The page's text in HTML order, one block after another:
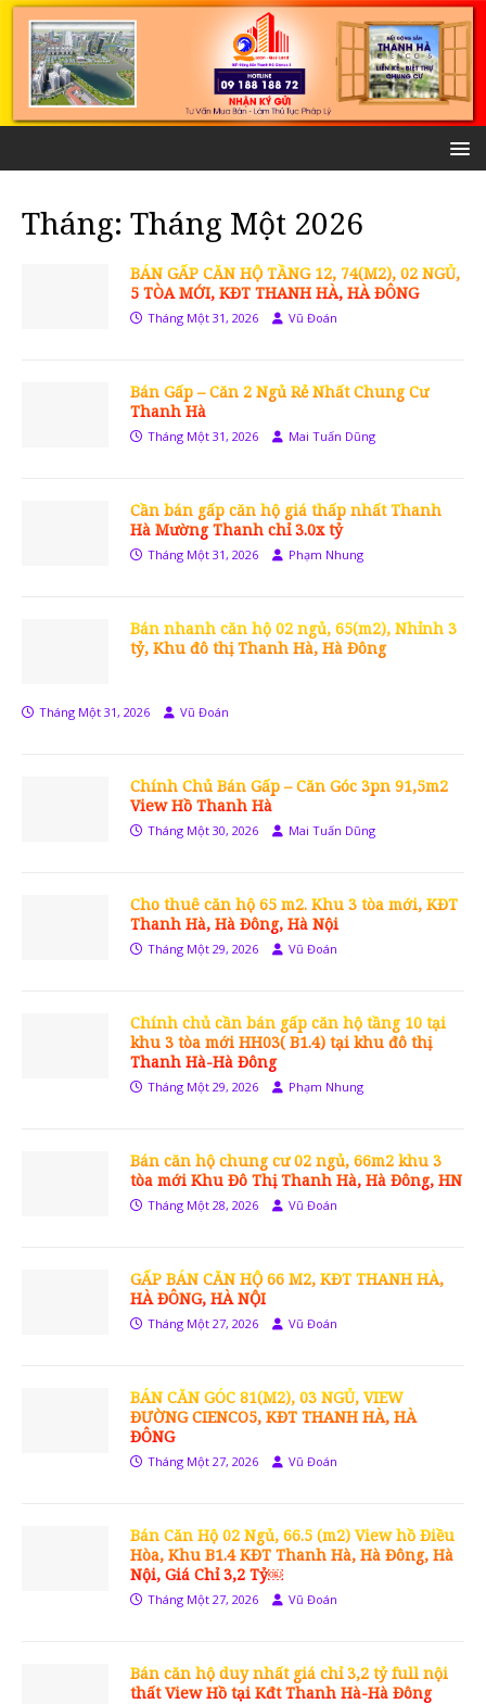
Tháng: Tháng Một 2026
BÁN GẤP CĂN HỘ TẦNG 12, 74(M2), 02 NGỦ,
5 TÒA MỚI, KĐT THANH HÀ, HÀ ĐÔNG
Tháng Một 31, 2026 Vũ Đoán
Bán Gấp – Căn 2 Ngủ Rẻ Nhất Chung Cư
Thanh Hà
Tháng Một 31, 2026 Mai Tuấn Dũng
Cần bán gấp căn hộ giá thấp nhất Thanh
Hà Mường Thanh chỉ 3.0x tỷ
Tháng Một 31, 2026 Phạm Nhung
Bán nhanh căn hộ 02 ngủ, 65(m2), Nhỉnh 3
tỷ, Khu đô thị Thanh Hà, Hà Đông
Tháng Một 31, 2026 Vũ Đoán
Chính Chủ Bán Gấp – Căn Góc 3pn 91,5m2
View Hồ Thanh Hà
Tháng Một 30, 2026 Mai Tuấn Dũng
Cho thuê căn hộ 65 m2. Khu 3 tòa mới, KĐT
Thanh Hà, Hà Đông, Hà Nội
Tháng Một 29, 2026 Vũ Đoán
Chính chủ cần bán gấp căn hộ tầng 10 tại
khu 3 tòa mới HH03( B1.4) tại khu đô thị
Thanh Hà-Hà Đông
Tháng Một 29, 2026 Phạm Nhung
Bán căn hộ chung cư 02 ngủ, 66m2 khu 3
tòa mới Khu Đô Thị Thanh Hà, Hà Đông, HN
Tháng Một 28, 2026 Vũ Đoán
GẤP BÁN CĂN HỘ 66 M2, KĐT THANH HÀ,
HÀ ĐÔNG, HÀ NỘI
Tháng Một 27, 2026 Vũ Đoán
BÁN CĂN GÓC 81(M2), 03 NGỦ, VIEW
ĐƯỜNG CIENCO5, KĐT THANH HÀ, HÀ
ĐÔNG
Tháng Một 27, 2026 Vũ Đoán
Bán Căn Hộ 02 Ngủ, 66.5 (m2) View hồ Điều
Hòa, Khu B1.4 KĐT Thanh Hà, Hà Đông, Hà
Nội, Giá Chỉ 3,2 Tỷ￼
Tháng Một 27, 2026 Vũ Đoán
Bán căn hộ duy nhất giá chỉ 3,2 tỷ full nội
thất View Hồ tại Kđt Thanh Hà-Hà Đông